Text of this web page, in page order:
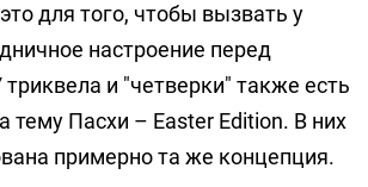
для того, чтобы вызвать у
настроение перед
и "четверки" также есть
тему Пасхи – Easter Edition. В них
примерно та же концепция.